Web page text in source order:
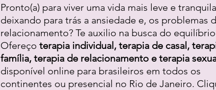
Pronto(a) para viver uma vida mais leve e
deixando para trás a ansiedade e, os problemas
relacionamento? Te auxilio na busca do
Ofereço terapia individual, terapia de casal,
família, terapia de relacionamento e terapia
disponível online para brasileiros em todos os
continentes ou presencial no Rio de Janeiro.